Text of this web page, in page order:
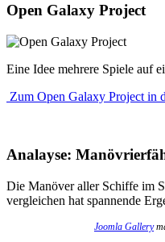
Open Galaxy Project
Eine Idee mehrere Spiele auf
Zum Open Galaxy Project in
Analayse:
Die Manöver aller Schiffe im
vergleichen hat spannende
Joomla Gallery